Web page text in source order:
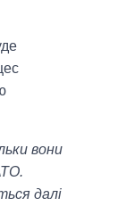
вони
далі